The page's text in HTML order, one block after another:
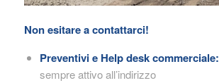
Non esitare a contattarci!
Preventivi e Help desk commerciale:
sempre attivo all’indirizzo